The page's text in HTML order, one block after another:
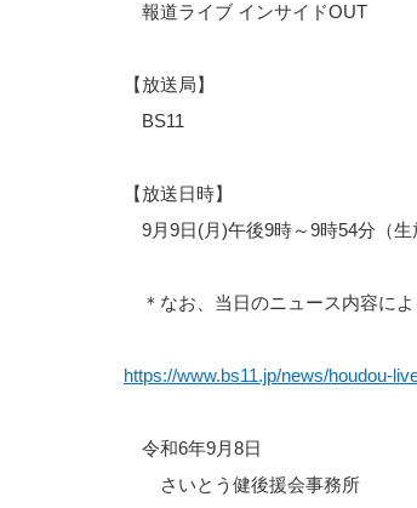
報道ライブ インサイドOUT
【放送局】
BS11
【放送日時】
9月9日(月)午後9時～9時54分（生
＊なお、当日のニュース内容によ
https://www.bs11.jp/news/houdou-
令和6年9月8日
さいとう健後援会事務所